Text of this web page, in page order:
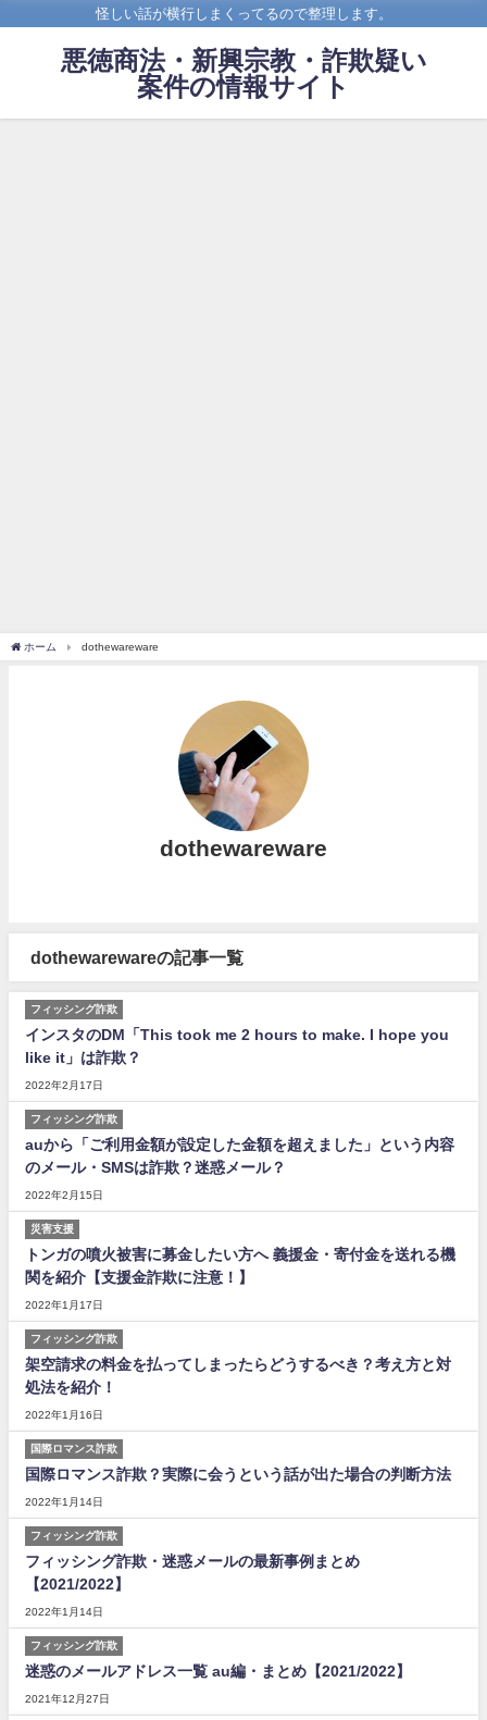
怪しい話が横行しまくってるので整理します。
悪徳商法・新興宗教・詐欺疑い
案件の情報サイト
ホーム dothewareware
dothewareware
dothewarewareの記事一覧
フィッシング詐欺
インスタのDM「This took me 2 hours to make. I hope you
like it」は詐欺？
2022年2月17日
フィッシング詐欺
auから「ご利用金額が設定した金額を超えました」という内容
のメール・SMSは詐欺？迷惑メール？
2022年2月15日
災害支援
トンガの噴火被害に募金したい方へ 義援金・寄付金を送れる機
関を紹介【支援金詐欺に注意！】
2022年1月17日
フィッシング詐欺
架空請求の料金を払ってしまったらどうするべき？考え方と対
処法を紹介！
2022年1月16日
国際ロマンス詐欺
国際ロマンス詐欺？実際に会うという話が出た場合の判断方法
2022年1月14日
フィッシング詐欺
フィッシング詐欺・迷惑メールの最新事例まとめ
【2021/2022】
2022年1月14日
フィッシング詐欺
迷惑のメールアドレス一覧 au編・まとめ【2021/2022】
2021年12月27日